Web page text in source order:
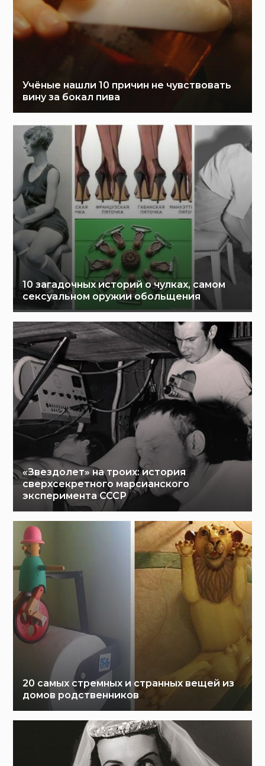
Учёные нашли 10 причин не чувствовать
вину за бокал пива
10 загадочных историй о чулках, самом
сексуальном оружии обольщения
«Звездолет» на троих: история
сверхсекретного марсианского
эксперимента СССР
20 самых стремных и странных вещей из
домов родственников